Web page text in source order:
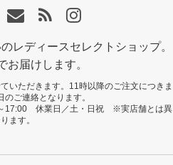
レディースセレクトショップ。
お届けします。
いただきます。11時以降のご注文につきま
のご連絡となります。
17:00 休業日／土・日祝 ※実店舗とは異
ます。